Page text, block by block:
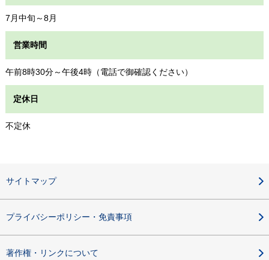
7月中旬～8月
営業時間
午前8時30分～午後4時（電話で御確認ください）
定休日
不定休
サイトマップ
プライバシーポリシー・免責事項
著作権・リンクについて